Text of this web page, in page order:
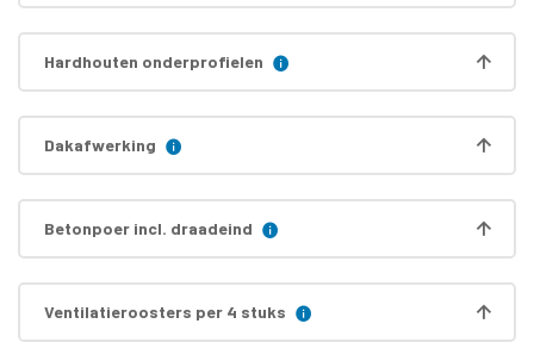
Hardhouten onderprofielen
Dakafwerking
Betonpoer incl. draadeind
Ventilatieroosters per 4 stuks